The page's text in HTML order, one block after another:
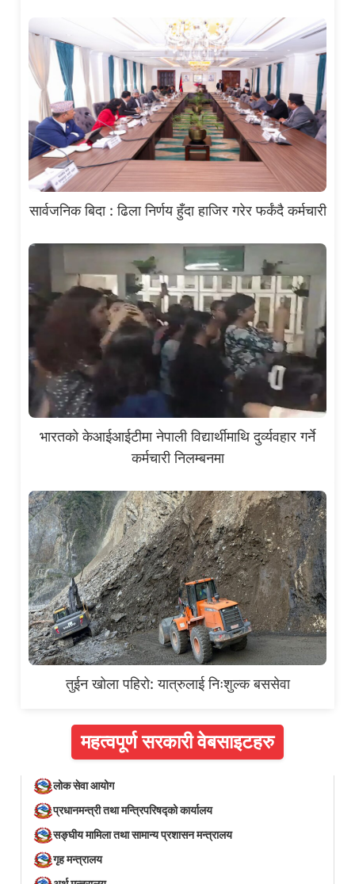
सार्वजनिक बिदा : ढिला निर्णय हुँदा हाजिर गरेर फर्कंदै कर्मचारी
भारतको केआईआईटीमा नेपाली विद्यार्थीमाथि दुर्व्यवहार गर्ने
कर्मचारी निलम्बनमा
तुईन खोला पहिरो: यात्रुलाई निःशुल्क बससेवा
महत्वपूर्ण सरकारी वेबसाइटहरु
लोक सेवा आयोग
प्रधानमन्त्री तथा मन्त्रिपरिषद्को कार्यालय
सङ्घीय मामिला तथा सामान्य प्रशासन मन्त्रालय
गृह मन्त्रालय